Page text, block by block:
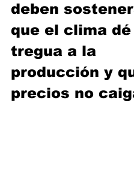
deben
que el clima dé
tregua a la
producción y
precios no